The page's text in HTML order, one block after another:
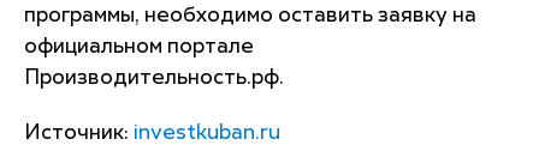
программы, необходимо оставить заявку на
официальном портале
Производительность.рф.
Источник: investkuban.ru